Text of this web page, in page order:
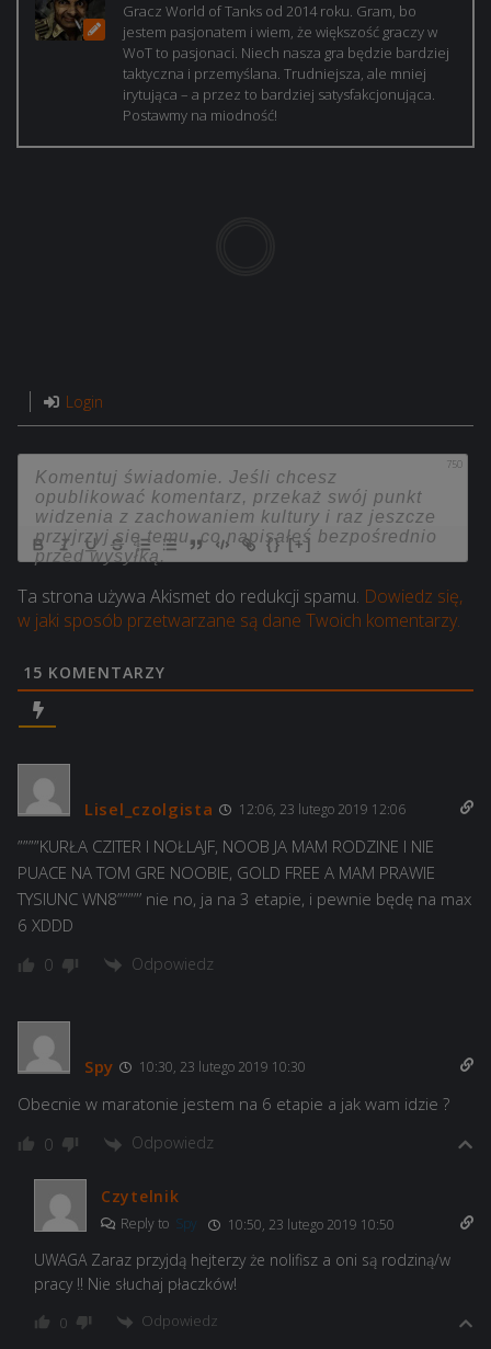
Gracz World of Tanks od 2014 roku. Gram, bo
jestem pasjonatem i wiem, że większość graczy w
WoT to pasjonaci. Niech nasza gra będzie bardziej
taktyczna i przemyślana. Trudniejsza, ale mniej
irytująca – a przez to bardziej satysfakcjonująca.
Postawmy na miodność!
Login
750
{} [+]
Ta strona używa Akismet do redukcji spamu. Dowiedz się,
w jaki sposób przetwarzane są dane Twoich komentarzy.
15 KOMENTARZY
Lisel_czolgista 12:06, 23 lutego 2019 12:06
””””KURŁA CZITER I NOŁLAJF, NOOB JA MAM RODZINE I NIE
PUACE NA TOM GRE NOOBIE, GOLD FREE A MAM PRAWIE
TYSIUNC WN8””””’ nie no, ja na 3 etapie, i pewnie będę na max
6 XDDD
0 Odpowiedz
Spy 10:30, 23 lutego 2019 10:30
Obecnie w maratonie jestem na 6 etapie a jak wam idzie ?
0 Odpowiedz
Czytelnik
Reply to Spy 10:50, 23 lutego 2019 10:50
UWAGA Zaraz przyjdą hejterzy że nolifisz a oni są rodziną/w
pracy !! Nie słuchaj płaczków!
0 Odpowiedz